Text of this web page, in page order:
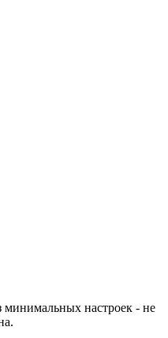
минимальных настроек - не